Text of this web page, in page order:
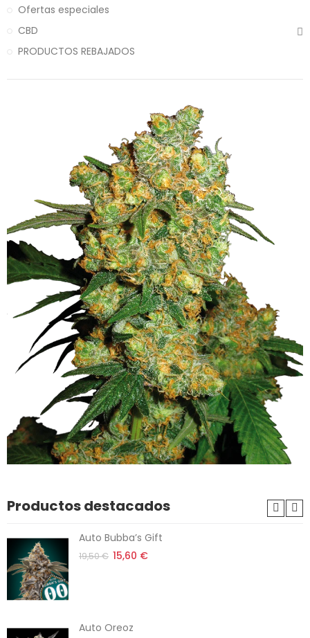
Ofertas especiales
CBD
PRODUCTOS REBAJADOS
Productos destacados
Auto Bubba’s Gift
19,50 € 15,60 €
Auto Oreoz